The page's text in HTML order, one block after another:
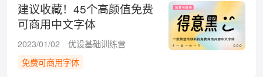
建议收藏！45个高颜值免费
可商用中文字体
2023/01/02
优设基础训练营
免费可商用字体